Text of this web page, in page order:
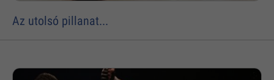
Az utolsó pillanat...